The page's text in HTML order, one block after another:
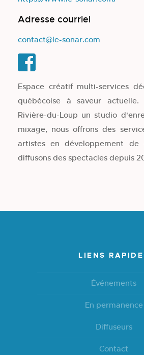
Adresse courriel
contact@le-sonar.com
Espace créatif multi-services
québécoise à saveur
Rivière-du-Loup un studio
mixage, nous offrons des
artistes en développement de
diffusons des spectacles depuis
LIENS
Événements
En permanence
Diffuseurs
Contact